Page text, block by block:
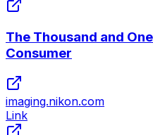
The Thousand and
Consumer
imaging.nikon.com
Link